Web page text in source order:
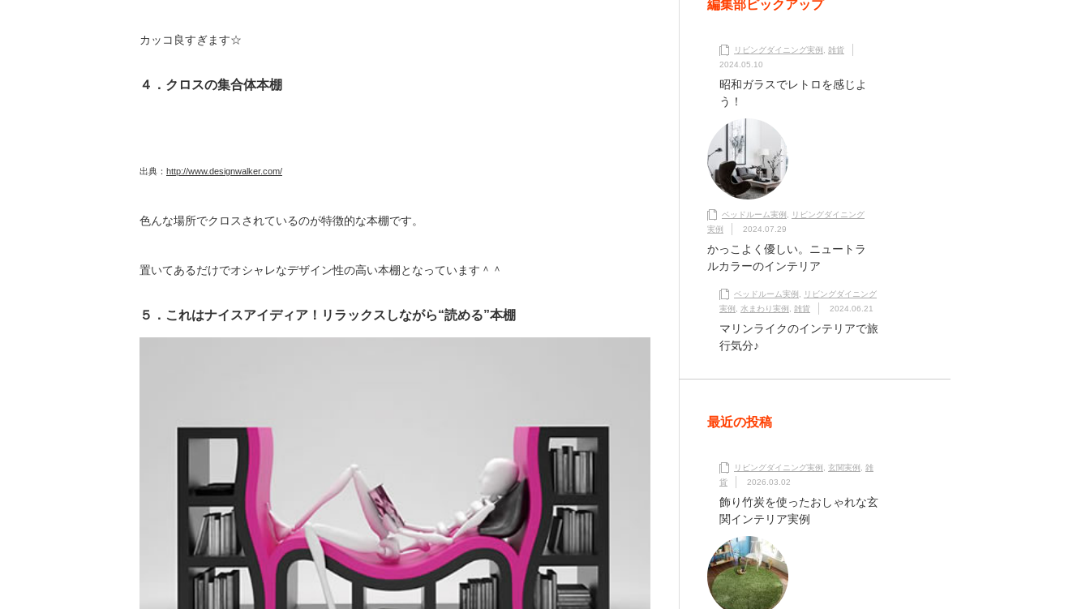
カッコ良すぎます☆
４．クロスの集合体本棚
出典： http://www.designwalker.com/
色んな場所でクロスされているのが特徴的な本棚です。
置いてあるだけでオシャレなデザイン性の高い本棚となっています＾＾
５．これはナイスアイディア！リラックスしながら“読める”本棚
編集部ピックアップ
リビングダイニング実例
雑貨
2024.05.10
昭和ガラスでレトロを感じよ
う！
ベッドルーム実例
リビングダイニング
実例
2024.07.29
かっこよく優しい。ニュートラ
ルカラーのインテリア
ベッドルーム実例
リビングダイニング
実例
水まわり実例 雑貨 2024.06.21
マリンライクのインテリアで旅
行気分♪
最近の投稿
リビングダイニング実例 玄関実例
雑
貨
2026.03.02
飾り竹炭を使ったおしゃれな玄
関インテリア実例